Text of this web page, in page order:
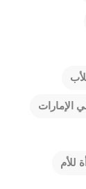
الإمارات
للأم